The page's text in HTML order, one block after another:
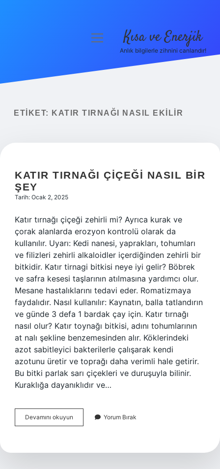
Yasal Uyarı
menüyü
Kısa ve Enerjik
Anlık bilgilerle zihnini canlandır!
ETIKET: KATIR TIRNAĞI NASIL EKILIR
KATIR TIRNAĞI ÇIÇEĞI NASIL BIR
ŞEY
Tarih: Ocak 2, 2025
Katır tırnağı çiçeği zehirli mi? Ayrıca kurak ve
çorak alanlarda erozyon kontrolü olarak da
kullanılır. Uyarı: Kedi nanesi, yaprakları, tohumları
ve filizleri zehirli alkaloidler içerdiğinden zehirli bir
bitkidir. Katır tirnagi bitkisi neye iyi gelir? Böbrek
ve safra kesesi taşlarının atılmasına yardımcı olur.
Mesane hastalıklarını tedavi eder. Romatizmaya
faydalıdır. Nasıl kullanılır: Kaynatın, balla tatlandırın
ve günde 3 defa 1 bardak çay için. Katır tırnağı
nasıl olur? Katır toynağı bitkisi, adını tohumlarının
at nalı şekline benzemesinden alır. Köklerindeki
azot sabitleyici bakterilerle çalışarak kendi
azotunu üretir ve toprağı daha verimli hale getirir.
Bu bitki parlak sarı çiçekleri ve duruşuyla bilinir.
Kuraklığa dayanıklıdır ve…
Devamını okuyun
Tırnağı
Bir
Yorum Bırak